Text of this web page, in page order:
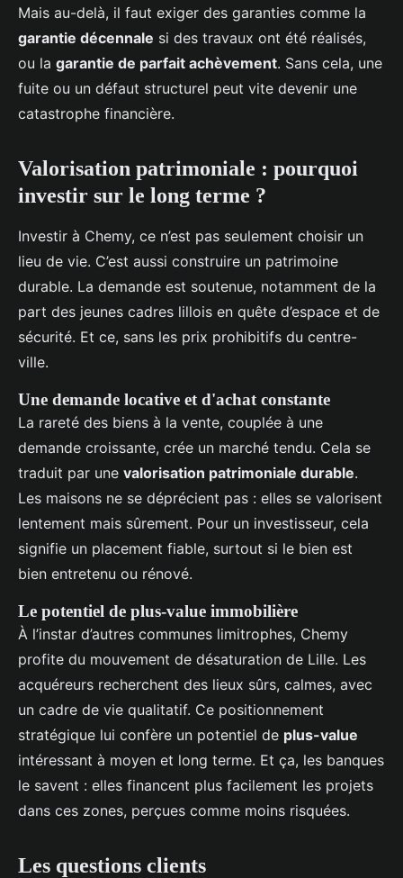
Mais au-delà, il faut exiger des garanties comme la
garantie décennale si des travaux ont été réalisés,
ou la garantie de parfait achèvement. Sans cela, une
fuite ou un défaut structurel peut vite devenir une
catastrophe financière.
Valorisation patrimoniale : pourquoi
investir sur le long terme ?
Investir à Chemy, ce n’est pas seulement choisir un
lieu de vie. C’est aussi construire un patrimoine
durable. La demande est soutenue, notamment de la
part des jeunes cadres lillois en quête d’espace et de
sécurité. Et ce, sans les prix prohibitifs du centre-
ville.
Une demande locative et d'achat constante
La rareté des biens à la vente, couplée à une
demande croissante, crée un marché tendu. Cela se
traduit par une valorisation patrimoniale durable.
Les maisons ne se déprécient pas : elles se valorisent
lentement mais sûrement. Pour un investisseur, cela
signifie un placement fiable, surtout si le bien est
bien entretenu ou rénové.
Le potentiel de plus-value immobilière
À l’instar d’autres communes limitrophes, Chemy
profite du mouvement de désaturation de Lille. Les
acquéreurs recherchent des lieux sûrs, calmes, avec
un cadre de vie qualitatif. Ce positionnement
stratégique lui confère un potentiel de plus-value
intéressant à moyen et long terme. Et ça, les banques
le savent : elles financent plus facilement les projets
dans ces zones, perçues comme moins risquées.
Les questions clients